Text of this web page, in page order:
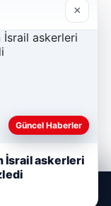
×
Güncel Haberler
İsrail askerleri